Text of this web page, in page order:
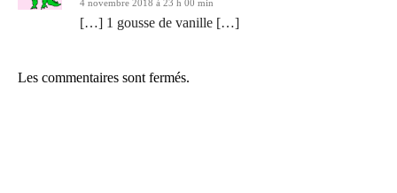
4 novembre 2018 à 23 h 00 min
[…] 1 gousse de vanille […]
Les commentaires sont fermés.